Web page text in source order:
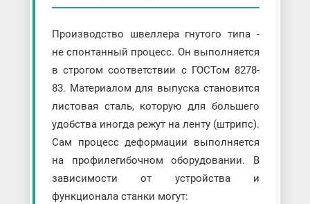
Производство швеллера гнутого типа -
не спонтанный процесс. Он выполняется
в строгом соответствии с ГОСТом 8278-
83. Материалом для выпуска становится
листовая сталь, которую для большего
удобства иногда режут на ленту (штрипс).
Сам процесс деформации выполняется
на профилегибочном оборудовании. В
зависимости от устройства и
функционала станки могут: